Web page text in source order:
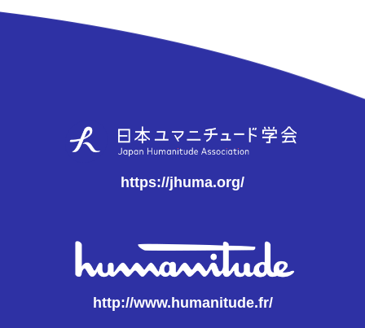
https://jhuma.org/
http://www.humanitude.fr/